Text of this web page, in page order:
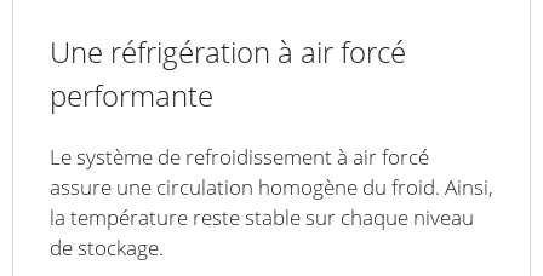
Une réfrigération à air forcé
performante
Le système de refroidissement à air forcé
assure une circulation homogène du froid. Ainsi,
la température reste stable sur chaque niveau
de stockage.